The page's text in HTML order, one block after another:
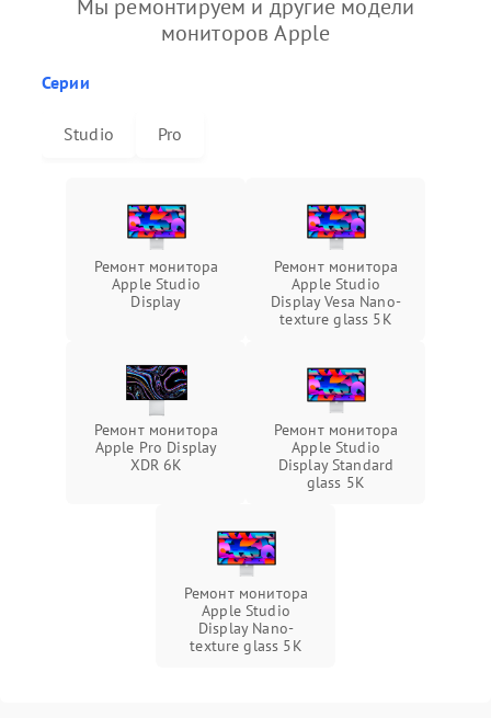
Мы ремонтируем и другие модели
мониторов Apple
Серии
Studio Pro
Ремонт монитора
Apple Studio
Display
Ремонт монитора
Apple Studio
Display Vesa Nano-
texture glass 5К
Ремонт монитора
Apple Pro Display
XDR 6K
Ремонт монитора
Apple Studio
Display Standard
glass 5К
Ремонт монитора
Apple Studio
Display Nano-
texture glass 5К